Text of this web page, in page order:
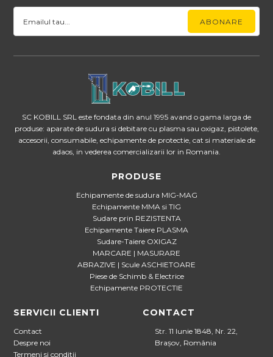
SC KOBILL SRL este fondata din anul 1995 avand o gama larga de
produse: aparate de sudura si debitare cu plasma sau oxigaz, pistolete,
accesorii, consumabile, echipamente de protectie, cat si materiale de
adaos, in vederea comercializarii lor in Romania.
PRODUSE
Echipamente de sudura MIG-MAG
Echipamente MMA si TIG
Sudare prin REZISTENTA
Echipamente Taiere PLASMA
Sudare-Taiere OXIGAZ
MARCARE | MASURARE
ABRAZIVE | Scule ASCHIETOARE
Piese de Schimb & Electrice
Echipamente PROTECTIE
SERVICII CLIENTI
Contact
Despre noi
Termeni si conditii
CONTACT
Str. 11 Iunie 1848, Nr. 22,
Brașov, România